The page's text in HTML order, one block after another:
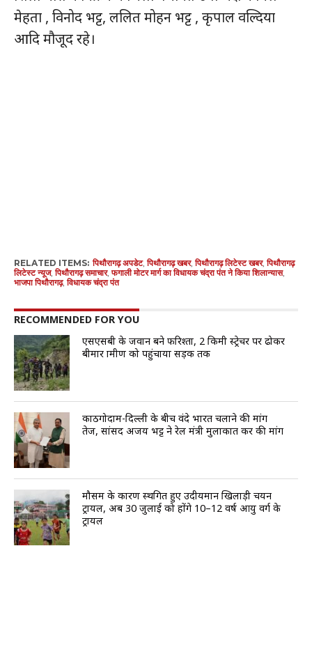
मेहता , विनोद भट्ट, ललित मोहन भट्ट , कृपाल वल्दिया
आदि मौजूद रहे।
RELATED ITEMS: पिथौरागढ़ अपडेट,पिथौरागढ़ खबर,पिथौरागढ़ लिटेस्ट खबर,पिथौरागढ़
लिटेस्ट न्यूज,पिथौरागढ़ समाचार,फगाली मोटर मार्ग का विधायक चंद्रा पंत ने किया शिलान्यास,
भाजपा पिथौरागढ़,विधायक चंद्रा पंत
RECOMMENDED FOR YOU
एसएसबी के जवान बने फरिश्ता, 2 किमी स्ट्रेचर पर ढोकर
बीमार ग्रामीण को पहुंचाया सड़क तक
काठगोदाम-दिल्ली के बीच वंदे भारत चलाने की मांग
तेज, सांसद अजय भट्ट ने रेल मंत्री मुलाकात कर की मांग
मौसम के कारण स्थगित हुए उदीयमान खिलाड़ी चयन
ट्रायल, अब 30 जुलाई को होंगे 10–12 वर्ष आयु वर्ग के
ट्रायल